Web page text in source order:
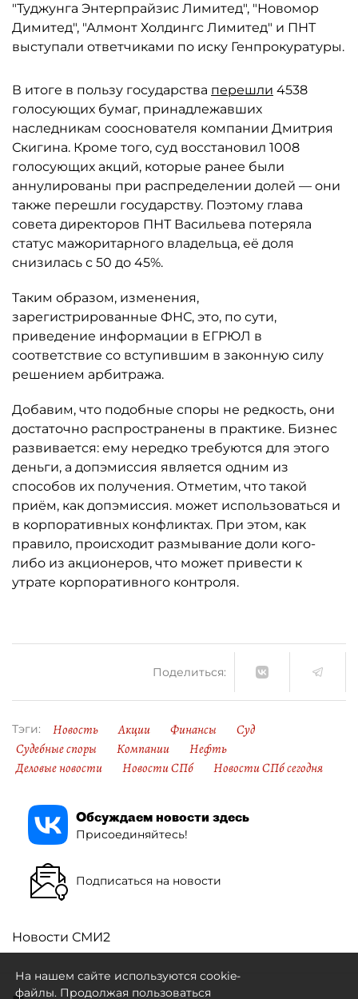
"Туджунга Энтерпрайзис Лимитед", "Новомор
Димитед", "Алмонт Холдингс Лимитед" и ПНТ
выступали ответчиками по иску Генпрокуратуры.
В итоге в пользу государства перешли 4538
голосующих бумаг, принадлежавших
наследникам сооснователя компании Дмитрия
Скигина. Кроме того, суд восстановил 1008
голосующих акций, которые ранее были
аннулированы при распределении долей — они
также перешли государству. Поэтому глава
совета директоров ПНТ Васильева потеряла
статус мажоритарного владельца, её доля
снизилась с 50 до 45%.
Таким образом, изменения,
зарегистрированные ФНС, это, по сути,
приведение информации в ЕГРЮЛ в
соответствие со вступившим в законную силу
решением арбитража.
Добавим, что подобные споры не редкость, они
достаточно распространены в практике. Бизнес
развивается: ему нередко требуются для этого
деньги, а допэмиссия является одним из
способов их получения. Отметим, что такой
приём, как допэмиссия. может использоваться и
в корпоративных конфликтах. При этом, как
правило, происходит размывание доли кого-
либо из акционеров, что может привести к
утрате корпоративного контроля.
Поделиться:
Тэги: Новость Акции Финансы
Суд
Судебные споры
Компании
Нефть
Деловые новости
Новости СПб Новости СПб сегодня
Обсуждаем новости здесь
Присоединяйтесь!
Подписаться на новости
Новости СМИ2
На нашем сайте используются cookie-
файлы. Продолжая пользоваться